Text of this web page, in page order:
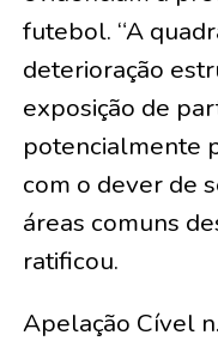
futebol. “A
deterioração
exposição de
potencialmente
com o dever de
áreas comuns
ratificou.
Apelação Cível